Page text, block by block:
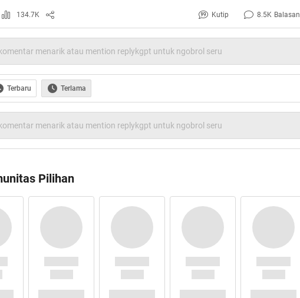
Kalo Dompet Ga Tebel,Ga Mau Nempel.
Kalo Ga Roda Empat,Ga Mau Deket.
Kalo Ga Ninja,Ga Manja.
Kalo Ga Vixion,Ga Mau Action.
Dijemput Vespa,Malah Ga Mau Jumpa.
Dianter Supra,Ga Mau Mesra.
Dibonceng Kirana,Bikin Merana
Dibonceng Scoopy,Cuma Cium Pipi
Diajak Naek Angkot,Malah Melotot
Diajak Jalan kaki,Malah Maki Maki
tambahan dari kaskuser
weh sering mejeng di pejwan lounge
134.7K Kutip 8.5K Balasan
menarik atau mention replykgpt untuk ngobrol seru
Terbaru Terlama
menarik atau mention replykgpt untuk ngobrol seru
Pilihan